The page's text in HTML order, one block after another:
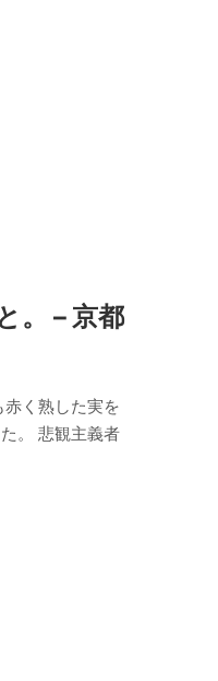
。 – 京都
く熟した実を
。 悲観主義者